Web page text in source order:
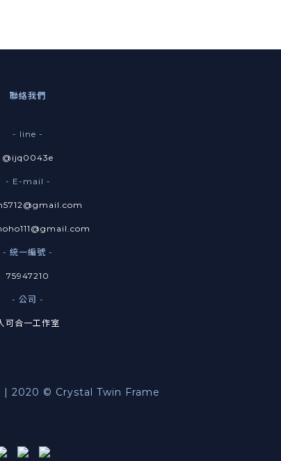
聯絡我們
- line -
@ijq0043e
- E-mail -
- 統一編號 -
75947210
- 公司 -
可合一工作室
| 2020 © Crystal Twin Frame